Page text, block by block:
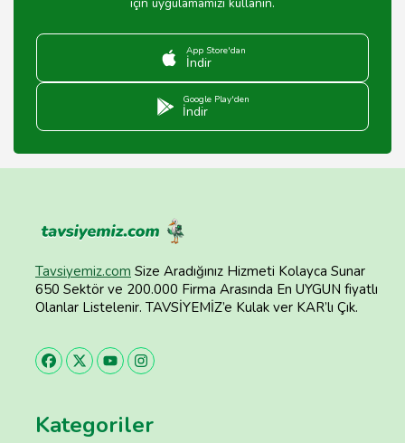
App Store'dan
İndir
Google Play'den
İndir
Tavsiyemiz.com Size Aradığınız Hizmeti Kolayca Sunar
650 Sektör ve 200.000 Firma Arasında En UYGUN fiyatlı
Olanlar Listelenir. TAVSİYEMİZ’e Kulak ver KAR’lı Çık.
Kategoriler